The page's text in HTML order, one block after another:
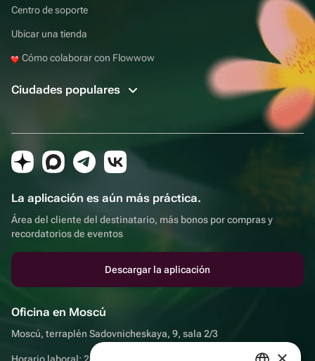
Centro de soporte
Ubicar una tienda
Cómo colaborar con Flowwow
Ciudades populares
La aplicación es aún más práctica.
Área del cliente del destinatario, más bonos por compras y
recordatorios de eventos
Descargar la aplicación
Oficina en Moscú
Moscú, terraplén Sadovnicheskaya, 9, sala 2/3
Horario laboral: 24 horas